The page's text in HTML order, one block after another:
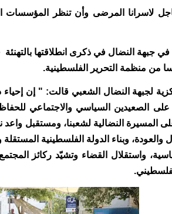
لاسرانا المرضى وأن تنظر المؤسسات
جبهة النضال في ذكرى انطلاقتها بالتهنئة
من منظمة التحرير الفلسطينية.
لجبهة النضال الشعبي قالت: " إن إحياء
على الصعيدين السياسي والاجتماعي
المسيرة النضالية لشعبنا، ومستقبل
والعودة، وبناء الدولة الفلسطينية
واستقلال القضاء وتشيّد ركائز